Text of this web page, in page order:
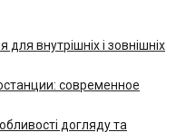
внутрішніх і зовнішніх
современное
догляду та